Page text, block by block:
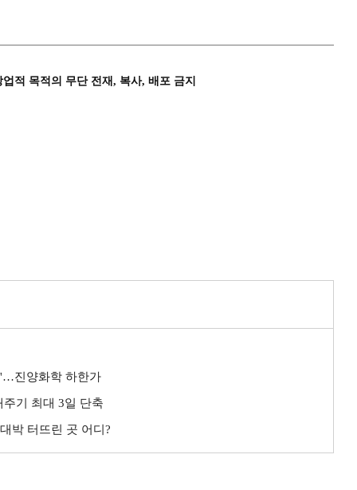
적 목적의 무단 전재, 복사, 배포 금지
진양화학 하한가
기 최대 3일 단축
박 터뜨린 곳 어디?